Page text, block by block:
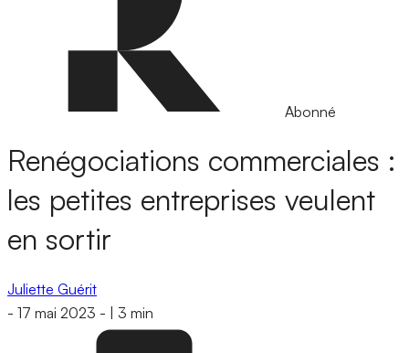
Abonné
Renégociations commerciales :
les petites entreprises veulent
en sortir
Juliette Guérit
- 17 mai 2023 - 3 min